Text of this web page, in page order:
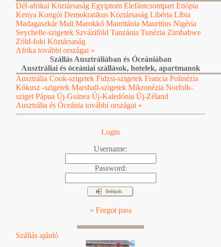
Dél-afrikai Köztársaság Egyiptom Elefántcsontpart Etiópia
Kenya Kongói Demokratikus Köztársaság Libéria Líbia
Madagaszkár Mali Marokkó Mauritánia Mauritius Nigéria
Seychelle-szigetek Szváziföld Tanzánia Tunézia Zimbabwe
Zöld-foki Köztársaság
Afrika további országai »
Szállás Ausztráliában és Óceániában
Ausztráliai és óceániai szállások, hotelek, apartmanok
Ausztrália Cook-szigetek Fidzsi-szigetek Francia Polinézia
Kókusz -szigetek Marshall-szigetek Mikronézia Norfolk-
sziget Pápua Új-Guinea Új-Kaledónia Új-Zéland
Ausztrália és Óceánia további országai »
Login
Username:
Password:
» Forgot pass
Szállás ajánló